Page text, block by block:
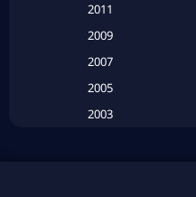
2011
2009
2007
2005
2003